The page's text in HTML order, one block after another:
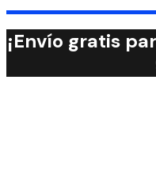
¡Envío gratis